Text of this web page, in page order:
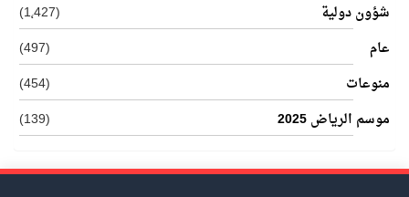
شؤون دولية
(1٬427)
عام
(497)
منوعات
(454)
موسم الرياض 2025
(139)